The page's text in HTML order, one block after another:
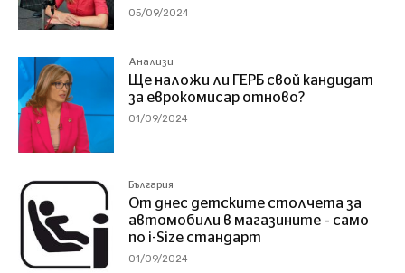
05/09/2024
Анализи
Ще наложи ли ГЕРБ свой кандидат
за еврокомисар отново?
01/09/2024
България
От днес детските столчета за
автомобили в магазините – само
по i-Size стандарт
01/09/2024